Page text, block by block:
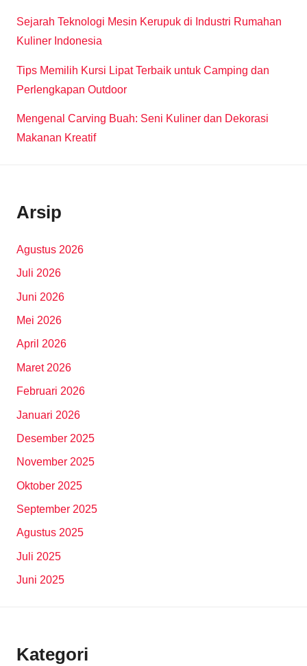
Sejarah Teknologi Mesin Kerupuk di Industri Rumahan
Kuliner Indonesia
Tips Memilih Kursi Lipat Terbaik untuk Camping dan
Perlengkapan Outdoor
Mengenal Carving Buah: Seni Kuliner dan Dekorasi
Makanan Kreatif
Arsip
Agustus 2026
Juli 2026
Juni 2026
Mei 2026
April 2026
Maret 2026
Februari 2026
Januari 2026
Desember 2025
November 2025
Oktober 2025
September 2025
Agustus 2025
Juli 2025
Juni 2025
Kategori